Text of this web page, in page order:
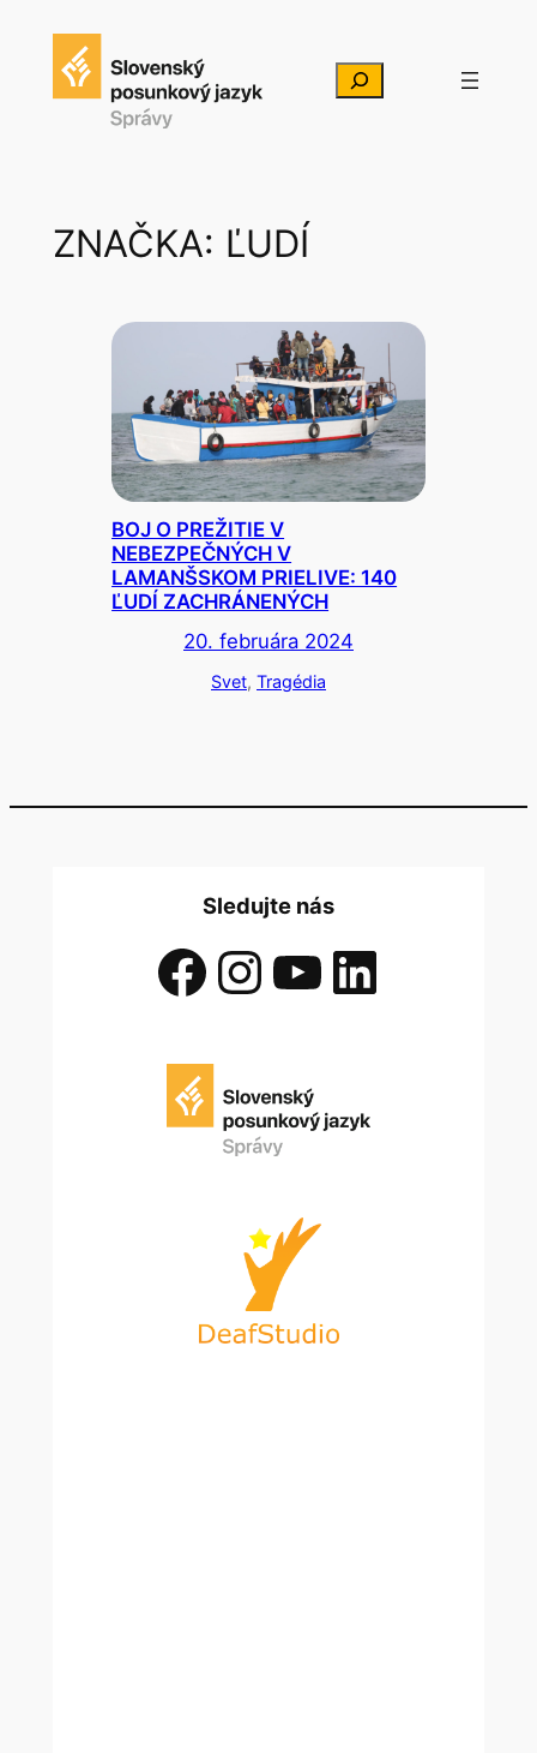
Hľadať
ZNAČKA: ĽUDÍ
BOJ O PREŽITIE V
NEBEZPEČNÝCH V
LAMANŠSKOM PRIELIVE: 140
ĽUDÍ ZACHRÁNENÝCH
20. februára 2024
Svet, Tragédia
Sledujte nás
Facebook InstagramYouTube LinkedIn